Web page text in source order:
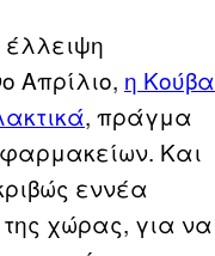
έλλειψη
Απρίλιο, η Κούβα
, πράγμα
Και
εννέα
χώρας, για να